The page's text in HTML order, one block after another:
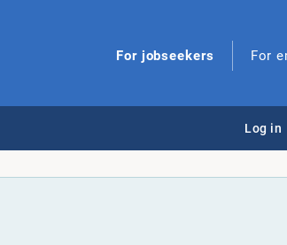
For jobseekers For
Log in